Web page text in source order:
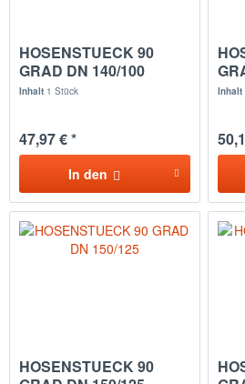
HOSENSTUECK 90
GRAD DN 140/100
Inhalt 1 Stück
47,97 € *
In den
Inhalt
HOSENSTUECK 90